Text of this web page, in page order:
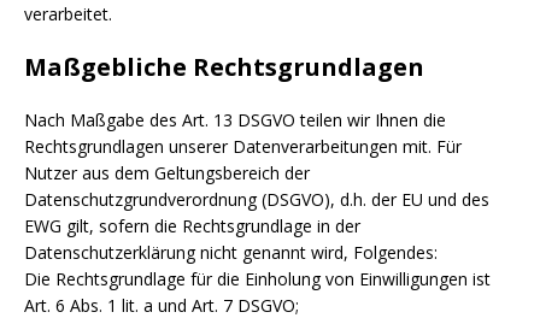
verarbeitet.
Maßgebliche Rechtsgrundlagen
Nach Maßgabe des Art. 13 DSGVO teilen wir Ihnen die
Rechtsgrundlagen unserer Datenverarbeitungen mit. Für
Nutzer aus dem Geltungsbereich der
Datenschutzgrundverordnung (DSGVO), d.h. der EU und des
EWG gilt, sofern die Rechtsgrundlage in der
Datenschutzerklärung nicht genannt wird, Folgendes:
Die Rechtsgrundlage für die Einholung von Einwilligungen ist
Art. 6 Abs. 1 lit. a und Art. 7 DSGVO;